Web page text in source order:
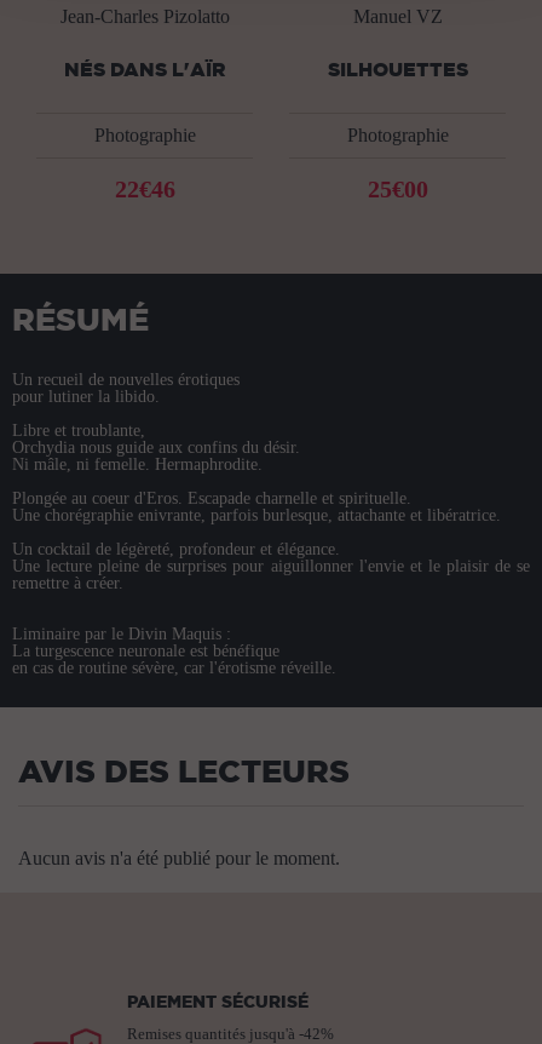
Jean-Charles Pizolatto
NÉS DANS L'AÏR
Photographie
22€46
Manuel VZ
SILHOUETTES
Photographie
25€00
RÉSUMÉ
Un recueil de nouvelles érotiques
pour lutiner la libido.
Libre et troublante,
Orchydia nous guide aux confins du désir.
Ni mâle, ni femelle. Hermaphrodite.
Plongée au coeur d'Eros. Escapade charnelle et spirituelle.
Une chorégraphie enivrante, parfois burlesque, attachante et libératrice.
Un cocktail de légèreté, profondeur et élégance.
Une lecture pleine de surprises pour aiguillonner l'envie et le plaisir de se
remettre à créer.
Liminaire par le Divin Maquis :
La turgescence neuronale est bénéfique
en cas de routine sévère, car l'érotisme réveille.
AVIS DES LECTEURS
Aucun avis n'a été publié pour le moment.
PAIEMENT SÉCURISÉ
Remises quantités jusqu'à -42%